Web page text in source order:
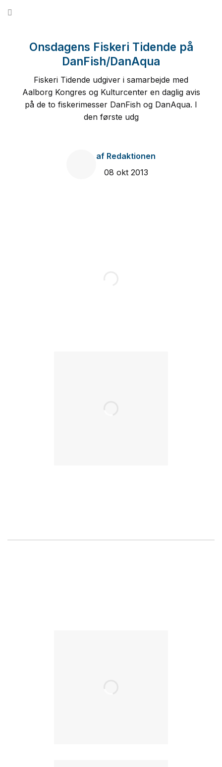
Onsdagens Fiskeri Tidende på
DanFish/DanAqua
Fiskeri Tidende udgiver i samarbejde med
Aalborg Kongres og Kulturcenter en daglig avis
på de to fiskerimesser DanFish og DanAqua. I
den første udg
af Redaktionen
08 okt 2013